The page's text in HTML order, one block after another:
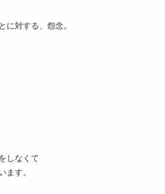
に対する、怨念。
しなくて
ます。